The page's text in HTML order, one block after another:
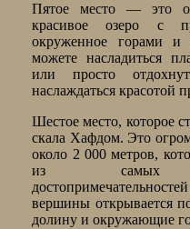
Пятое место — это
красивое озеро с
окруженное горами и
можете насладиться
или просто
наслаждаться красотой
Шестое место, которое
скала Хафдом. Это
около 2 000 метров,
из самых
вершины открывается
долину и окружающие